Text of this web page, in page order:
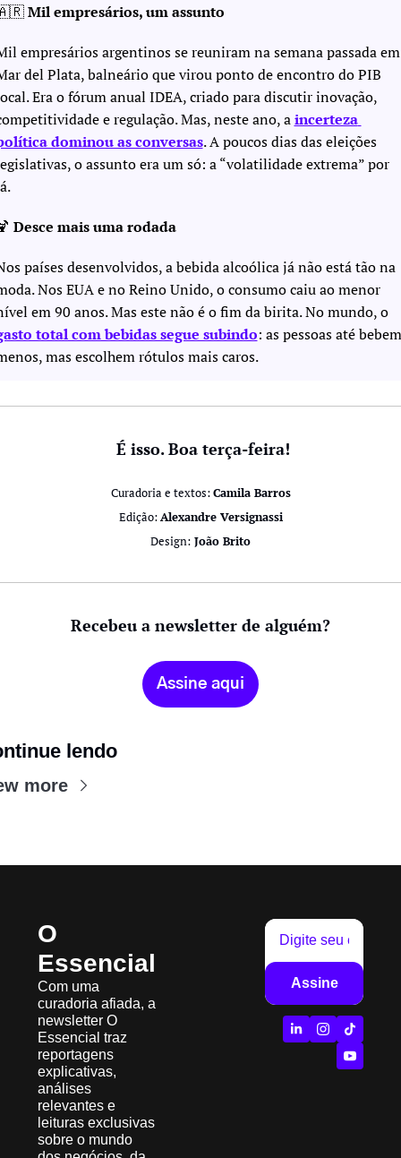
Mil empresários, um assunto
empresários argentinos se reuniram na semana passada em
del Plata, balneário que virou ponto de encontro do PIB
Era o fórum anual IDEA, criado para discutir inovação,
e regulação. Mas, neste ano, a incerteza
dominou as conversas. A poucos dias das eleições
o assunto era um só: a “volatilidade extrema” por
Desce mais uma rodada
países desenvolvidos, a bebida alcoólica já não está tão na
Nos EUA e no Reino Unido, o consumo caiu ao menor
nível em 90 anos. Mas este não é o fim da birita. No mundo, o
total com bebidas segue subindo: as pessoas até bebem
mas escolhem rótulos mais caros.
É isso. Boa terça-feira!
Curadoria e textos: Camila Barros
Edição: Alexandre Versignassi
Design: João Brito
Recebeu a newsletter de alguém?
Assine aqui
lendo
more
O
Essencial
Com uma
curadoria afiada, a
newsletter O
Essencial traz
reportagens
explicativas,
análises
relevantes e
leituras exclusivas
sobre o mundo
Assine